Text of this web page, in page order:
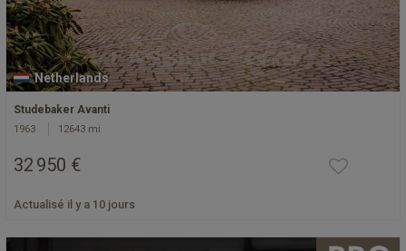
Netherlands
Studebaker Avanti
1963 12643 mi
32 950 €
Actualisé il y a 10 jours